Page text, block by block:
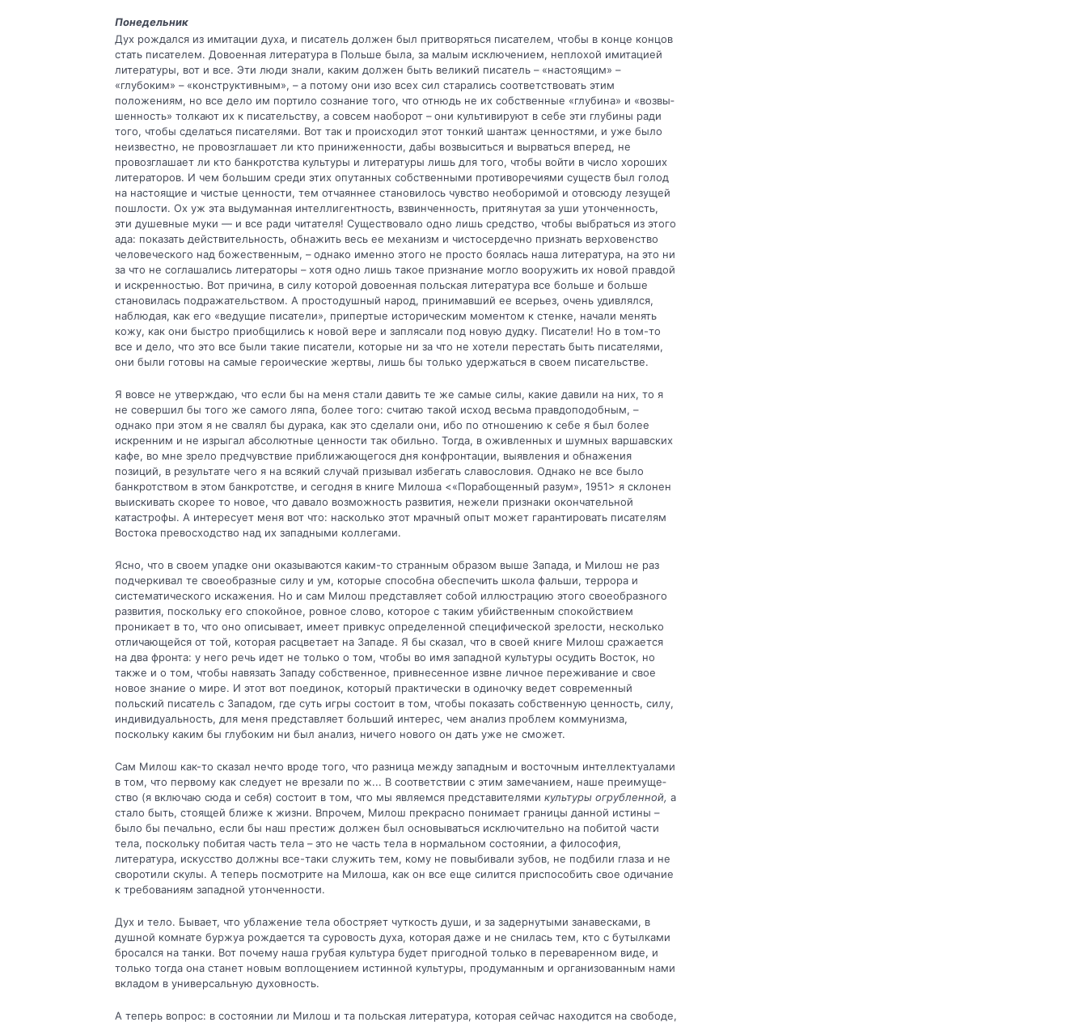
Понедельник
Дух рождался из имитации духа, и писатель должен был притворяться писателем, чтобы в конце концов
стать писателем. Довоенная литература в Польше была, за малым исключением, неплохой имитацией
литерату­ры, вот и все. Эти люди знали, каким должен быть великий писатель – «настоящим» –
«глубоким» – «конструктивным», – а потому они изо всех сил старались соответствовать этим
положениям, но все дело им пор­тило сознание того, что отнюдь не их собственные «глубина» и «возвы­
шенность» толкают их к писательству, а совсем наоборот – они культи­вируют в себе эти глубины ради
того, чтобы сделаться писателями. Вот так и происходил этот тонкий шантаж ценностями, и уже было
неизвест­но, не провозглашает ли кто приниженности, дабы возвыситься и вы­рваться вперед, не
провозглашает ли кто банкротства культуры и литера­туры лишь для того, чтобы войти в число хороших
литераторов. И чем большим среди этих опутанных собственными противоречиями существ был голод
на настоящие и чистые ценности, тем отчаяннее становилось чувство необоримой и отовсюду лезущей
пошлости. Ох уж эта выдуман­ная интеллигентность, взвинченность, притянутая за уши утонченность,
эти душевные муки — и все ради читателя! Существовало одно лишь сред­ство, чтобы выбраться из этого
ада: показать действительность, обнажить весь ее механизм и чистосердечно признать верховенство
человеческого над божественным, – однако именно этого не просто боялась наша лите­ратура, на это ни
за что не соглашались литераторы – хотя одно лишь такое признание могло вооружить их новой правдой
и искренностью. Вот причина, в силу которой довоенная польская литература все больше и больше
становилась подражательством. А простодушный народ, прини­мавший ее всерьез, очень удивлялся,
наблюдая, как его «ведущие писате­ли», припертые историческим моментом к стенке, начали менять
кожу, как они быстро приобщились к новой вере и заплясали под новую дудку. Писатели! Но в том-то
все и дело, что это все были такие писатели, кото­рые ни за что не хотели перестать быть писателями,
они были готовы на самые героические жертвы, лишь бы только удержаться в своем писатель­стве.
Я вовсе не утверждаю, что если бы на меня стали давить те же самые силы, какие давили на них, то я
не совершил бы того же самого ляпа, более того: считаю такой исход весьма правдоподобным, –
однако при этом я не свалял бы дурака, как это сделали они, ибо по отношению к себе я был более
искренним и не изрыгал абсолютные ценности так обильно. Тогда, в оживленных и шумных варшавских
кафе, во мне зрело предчувствие приближающегося дня конфронтации, выявления и обна­жения
позиций, в результате чего я на всякий случай призывал избегать славословия. Однако не все было
банкротством в этом банкротстве, и сегодня в книге Милоша <«Порабощенный разум», 1951> я склонен
выискивать скорее то новое, что да­вало возможность развития, нежели признаки окончательной
катастро­фы. А интересует меня вот что: насколько этот мрачный опыт может гарантировать писателям
Востока превосходство над их западными кол­легами.
Ясно, что в своем упадке они оказываются каким-то странным обра­зом выше Запада, и Милош не раз
подчеркивал те своеобразные силу и ум, которые способна обеспечить школа фальши, террора и
систематического искажения. Но и сам Милош представляет собой иллюстрацию этого свое­образного
развития, поскольку его спокойное, ровное слово, которое с таким убийственным спокойствием
проникает в то, что оно описывает, имеет привкус определенной специфической зрелости, несколько
отли­чающейся от той, которая расцветает на Западе. Я бы сказал, что в своей книге Милош сражается
на два фронта: у него речь идет не только о том, чтобы во имя западной культуры осудить Восток, но
также и о том, чтобы навязать Западу собственное, привнесенное извне личное переживание и свое
новое знание о мире. И этот вот поединок, который практически в одиночку ведет современный
польский писатель с Западом, где суть игры состоит в том, чтобы показать собственную ценность, силу,
индивидуаль­ность, для меня представляет больший интерес, чем анализ проблем коммунизма,
поскольку каким бы глубоким ни был анализ, ничего нового он дать уже не сможет.
Сам Милош как-то сказал нечто вроде того, что разница между за­падным и восточным интеллектуалами
в том, что первому как следует не врезали по ж... В соответствии с этим замечанием, наше преимуще­
ство (я включаю сюда и себя) состоит в том, что мы являемся представи­телями культуры огрубленной, а
стало быть, стоящей ближе к жизни. Впрочем, Милош прекрасно понимает границы данной истины –
было бы печально, если бы наш престиж должен был основываться исключи­тельно на побитой части
тела, поскольку побитая часть тела – это не часть тела в нормальном состоянии, а философия,
литература, искус­ство должны все-таки служить тем, кому не повыбивали зубов, не под­били глаза и не
своротили скулы. А теперь посмотрите на Милоша, как он все еще силится приспособить свое одичание
к требованиям западной утонченности.
Дух и тело. Бывает, что ублажение тела обостряет чуткость души, и за задернутыми занавесками, в
душной комнате буржуа рождается та суро­вость духа, которая даже и не снилась тем, кто с бутылками
бросался на танки. Вот почему наша грубая культура будет пригодной только в пере­варенном виде, и
только тогда она станет новым воплощением истинной культуры, продуманным и организованным нами
вкладом в универсаль­ную духовность.
А теперь вопрос: в состоянии ли Милош и та польская литература, ко­торая сейчас находится на свободе,